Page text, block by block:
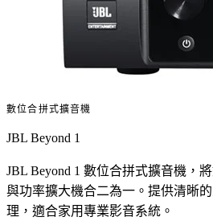
數位合拼式擴音機
JBL Beyond 1
JBL Beyond 1 數位合拼式擴音機，
與功率擴大機合二為一。提供清晰
理，適合家用專業影音系統。